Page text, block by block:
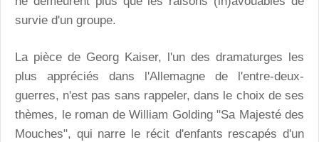
survie d'un groupe.
La pièce de Georg Kaiser, l'un des dramaturges les
plus appréciés dans l'Allemagne de l'entre-deux-
guerres, n'est pas sans rappeler, dans le choix de ses
thèmes, le roman de William Golding "Sa Majesté des
Mouches", qui narre le récit d'enfants rescapés d'un